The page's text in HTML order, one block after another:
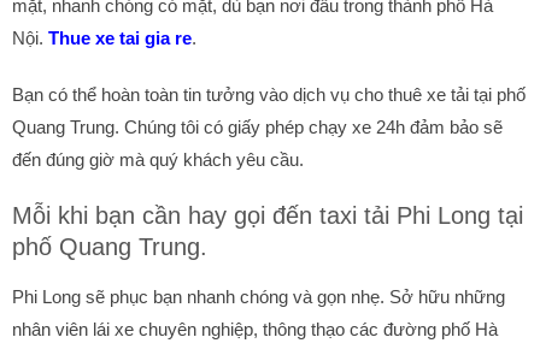
mặt, nhanh chóng có mặt, dù bạn nơi đâu trong thành phố Hà
Nội. Thue xe tai gia re.
Bạn có thể hoàn toàn tin tưởng vào dịch vụ cho thuê xe tải tại phố
Quang Trung. Chúng tôi có giấy phép chạy xe 24h đảm bảo sẽ
đến đúng giờ mà quý khách yêu cầu.
Mỗi khi bạn cần hay gọi đến taxi tải Phi Long tại
phố Quang Trung.
Phi Long sẽ phục bạn nhanh chóng và gọn nhẹ. Sở hữu những
nhân viên lái xe chuyên nghiệp, thông thạo các đường phố Hà